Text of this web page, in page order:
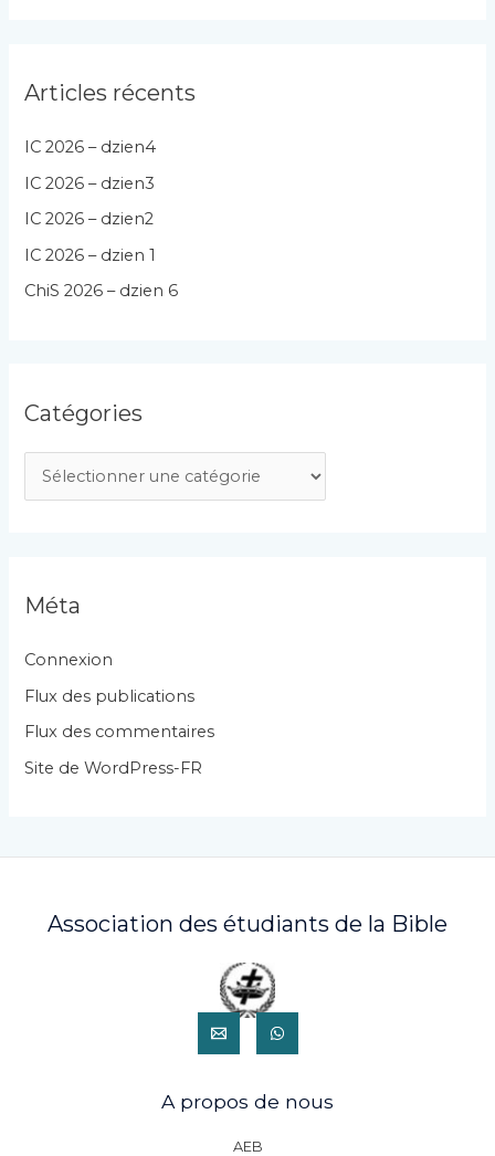
Articles récents
IC 2026 – dzien4
IC 2026 – dzien3
IC 2026 – dzien2
IC 2026 – dzien 1
ChiS 2026 – dzien 6
Catégories
a
g
r
i
e
Méta
Connexion
Flux des publications
Flux des commentaires
Site de WordPress-FR
Association des étudiants de la Bible
A propos de nous
AEB